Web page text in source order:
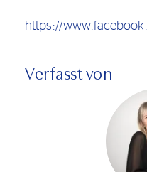
https://
Verfasst von